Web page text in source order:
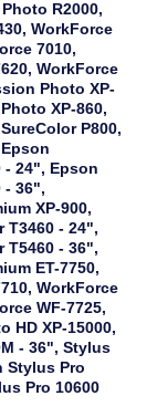
R2000,
WorkForce
7010,
WorkForce
Photo XP-
XP-860,
P800,
- 24", Epson
- 36",
XP-900,
T3460 - 24",
T5460 - 36",
ET-7750,
WorkForce
WF-7725,
HD XP-15000,
- 36", Stylus
Stylus Pro
Pro 10600